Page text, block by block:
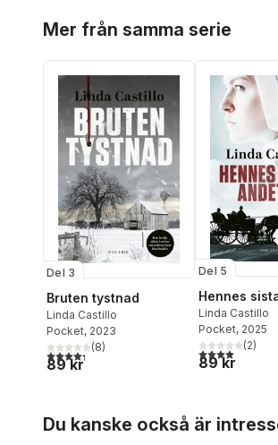
Mer från samma serie
Del 3
Bruten tystnad
Linda Castillo
Pocket, 2023
4,3utav 5 stjärnor. Totalt antal röster:
(8)
89 kr
Del 5
Hennes
Linda Castillo
Pocket, 2025
4,0utav 5(2)
89 kr
Du kanske också är